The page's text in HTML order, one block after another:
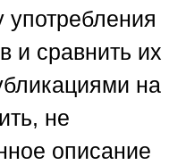
употребления
и сравнить их
на
не
описание